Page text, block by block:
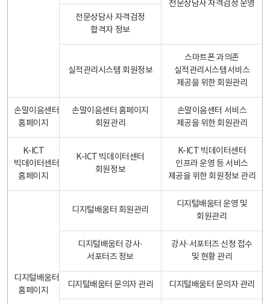
전문상담사 자격검정 운영
전문상담사 자격검정
합격자 정보
실적관리시스템 회원정보
스마트폰 과의존
실적관리시스템서비스
제공을 위한 회원관리
손말이음센터
홈페이지
손말이음센터 홈페이지
회원관리
손말이음센터 서비스
제공을 위한 회원관리
K-ICT
빅데이터센터
홈페이지
K-ICT 빅데이터센터
회원정보
K-ICT 빅데이터센터
인프라 운영 등 서비스
제공을 위한 회원정보 관리
디지털배움터
홈페이지
디지털배움터 회원관리
디지털배움터 운영 및
회원관리
디지털배움터 강사·
서포터즈 정보
강사·서포터즈 신청 접수
및 현황 관리
디지털배움터 문의자 관리 디지털배움터 문의자 관리